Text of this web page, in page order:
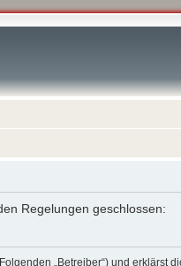
Regelungen geschlossen:
„Betreiber“) und erklärst